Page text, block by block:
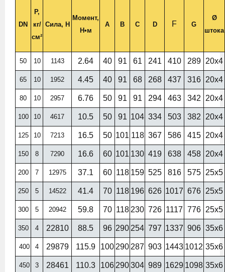
DN
P,
кг/
см²
Сила, H
Момент,
H•м
A B C D F G
Ø
штока
50 10 1143 2.64 40 91 61 241 410 289 20х4
65 10 1952 4.45 40 91 68 268 437 316 20х4
80 10 2957 6.76 50 91 91 294 463 342 20х4
100 10 4617 10.5 50 91 104 334 503 382 20х4
125 10 7213 16.5 50 101 118 367 586 415 20х4
150 8 7290 16.6 60 101 130 419 638 458 20х4
200 7 12975 37.1 60 118 159 525 816 575 25х5
250 5 14522 41.4 70 118 196 626 1017 676 25х5
300 5 20942 59.8 70 118 230 726 1117 776 25х5
350 4 22810 88.5 96 290 254 797 1337 906 35х6
400 4 29879 115.9 100 290 287 903 1443 1012 35х6
450 3 28461 110.3 106 290304 989 1629 1098 35х6